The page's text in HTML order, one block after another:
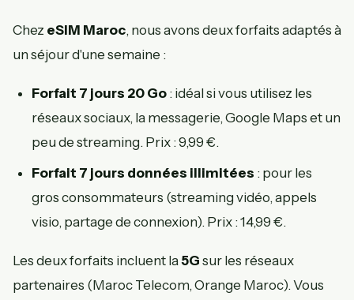
Chez eSIM Maroc, nous avons deux forfaits adaptés à
un séjour d'une semaine :
Forfait 7 jours 20 Go : idéal si vous utilisez les
réseaux sociaux, la messagerie, Google Maps et un
peu de streaming. Prix : 9,99 €.
Forfait 7 jours données illimitées : pour les
gros consommateurs (streaming vidéo, appels
visio, partage de connexion). Prix : 14,99 €.
Les deux forfaits incluent la5G sur les réseaux
partenaires (Maroc Telecom, Orange Maroc). Vous